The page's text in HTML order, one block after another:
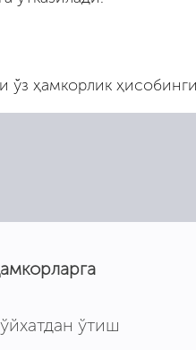
ҳамкорлик
ўтиш